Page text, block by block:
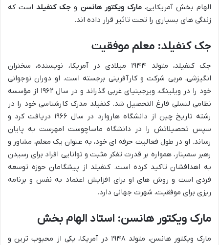
الهام بخش آمریکایی،مارک ویکتور هانسن و جک کنفیلداست که
زندگی های بسیاری را تحت تاثیر قرار داده اند.
جک کنفیلد: معلم موفقیت
جک کنفیلد، متولد ۱۹۴۴ میلادی در آمریکا، نویسنده، سخنران
انگیزشی، مربی شرکت و کارآفرینی برجسته است. او دوران نوجوانی
خود را در ویلینگ، ویرجینیای غربی گذراند و در سال ۱۹۶۲ از مؤسسه
نظامی لنسلی فارغ التحصیل شد. کنفیلد مدرک کارشناسی خود را در
رشته تاریخ چین از دانشگاه هاروارد در سال ۱۹۶۶ دریافت کرد و
سپس تحصیلاتش را در دانشگاه ماساچوست امهرست به پایان
رساند. او در طول فعالیت حرفه ای خود، به عنوان یک معلم، مشاور و
رهبر سمینار، همواره بر قدرت تفکر مثبت و توانایی افراد برای رسیدن
به اهدافشان تاکید کرده است. کنفیلد از پیشگامان حوزه توسعه
فردی است و روش های او برای افزایش اعتماد به نفس و برنامه
ریزی برای موفقیت، شهرت جهانی دارد.
مارک ویکتور هانسن: استاد الهام بخش
مارک ویکتور هانسن، متولد ۱۹۴۸ در آمریکا، یکی از محبوب ترین و